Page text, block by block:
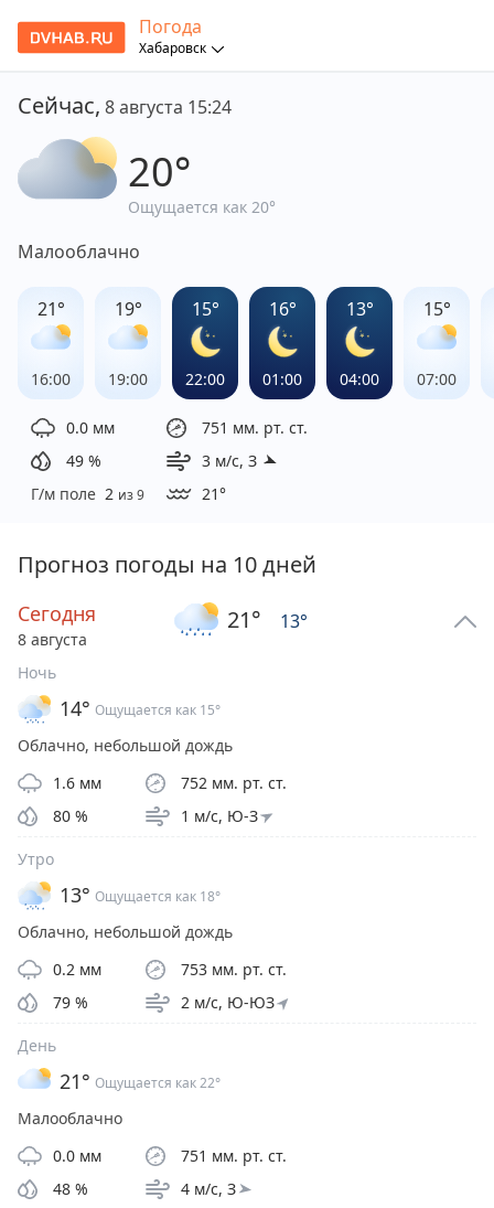
Погода
Хабаровск
Сейчас, 8 августа 15:24
20°
Ощущается как 20°
Малооблачно
21°
16:00
19°
19:00
15°
22:00
16°
01:00
13°
04:00
15°
07:00
0.0 мм
49 %
Г/м поле 2 из 9
751 мм. рт. ст.
3 м/с, З
21°
Прогноз погоды на 10 дней
Сегодня
8 августа
21° 13°
Ночь
14° Ощущается как 15°
Облачно, небольшой дождь
1.6 мм
80 %
752 мм. рт. ст.
1 м/с, Ю-З
Утро
13° Ощущается как 18°
Облачно, небольшой дождь
0.2 мм
79 %
753 мм. рт. ст.
2 м/с, Ю-ЮЗ
День
21° Ощущается как22°
Малооблачно
0.0 мм
48 %
751 мм. рт. ст.
4 м/с, З